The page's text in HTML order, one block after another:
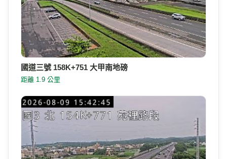
國道三號 158K+751 大甲南地磅
距離 1.9 公里